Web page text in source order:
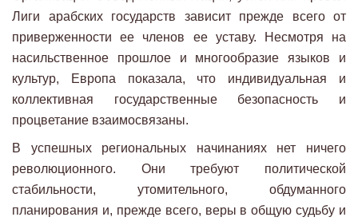
Лиги арабских государств зависит прежде всего от
приверженности ее членов ее уставу. Несмотря на
насильственное прошлое и многообразие языков и
культур, Европа показала, что индивидуальная и
коллективная государственные безопасность и
процветание взаимосвязаны.
В успешных региональных начинаниях нет ничего
революционного. Они требуют политической
стабильности, утомительного, обдуманного
планирования и, прежде всего, веры в общую судьбу и